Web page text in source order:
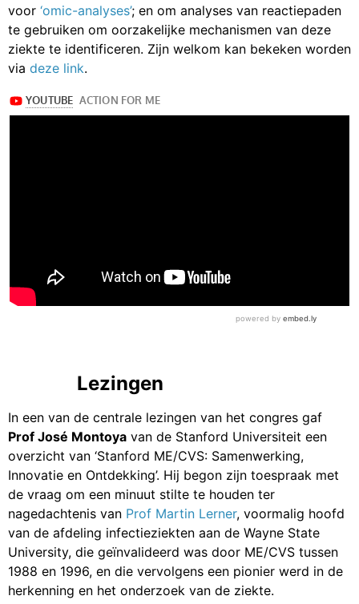
voor ‘omic-analyses’; en om analyses van reactiepaden
te gebruiken om oorzakelijke mechanismen van deze
ziekte te identificeren. Zijn welkom kan bekeken worden
via deze link.
Lezingen
In een van de centrale lezingen van het congres gaf
Prof José Montoya van de Stanford Universiteit een
overzicht van ‘Stanford ME/CVS: Samenwerking,
Innovatie en Ontdekking’. Hij begon zijn toespraak met
de vraag om een minuut stilte te houden ter
nagedachtenis van Prof Martin Lerner, voormalig hoofd
van de afdeling infectieziekten aan de Wayne State
University, die geïnvalideerd was door ME/CVS tussen
1988 en 1996, en die vervolgens een pionier werd in de
herkenning en het onderzoek van de ziekte.